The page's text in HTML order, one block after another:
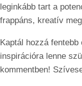
leginkább tart a
frappáns, kreatív
Kaptál hozzá
inspirációra lenne
kommentben!